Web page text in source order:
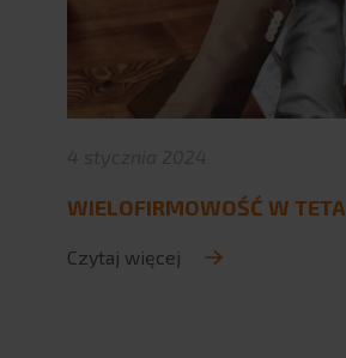
WIELOFIRMOWOŚĆ W TETA
Czytaj więcej